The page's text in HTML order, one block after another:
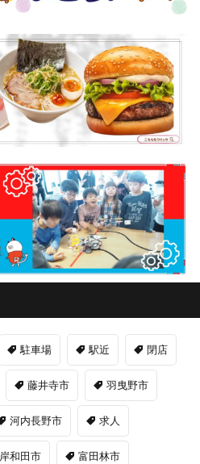
駐車場 駅近 閉店
藤井寺市 羽曳野市
河内長野市 求人
岸和田市 富田林市